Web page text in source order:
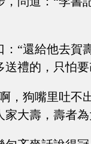
：“還給他去賀
送禮的，只怕
，狗嘴里吐不
家大壽，壽者